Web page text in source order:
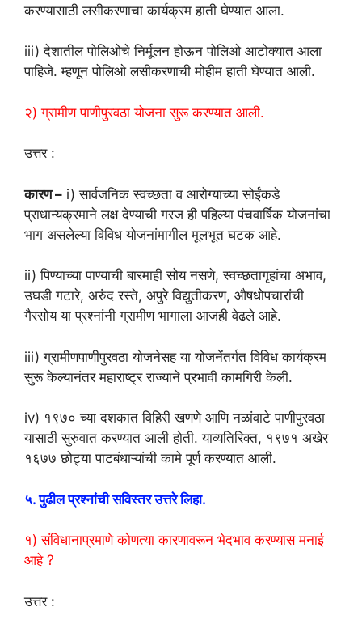
करण्यासाठी लसीकरणाचा कार्यक्रम हाती घेण्यात आला.
iii) देशातील पोलिओचे निर्मूलन होऊन पोलिओ आटोक्यात आला
पाहिजे. म्हणून पोलिओ लसीकरणाची मोहीम हाती घेण्यात आली.
२) ग्रामीण पाणीपुरवठा योजना सुरू करण्यात आली.
उत्तर :
कारण – i) सार्वजनिक स्वच्छता व आरोग्याच्या सोईंकडे
प्राधान्यक्रमाने लक्ष देण्याची गरज ही पहिल्या पंचवार्षिक योजनांचा
भाग असलेल्या विविध योजनांमागील मूलभूत घटक आहे.
ii) पिण्याच्या पाण्याची बारमाही सोय नसणे, स्वच्छतागृहांचा अभाव,
उघडी गटारे, अरुंद रस्ते, अपुरे विद्युतीकरण, औषधोपचारांची
गैरसोय या प्रश्नांनी ग्रामीण भागाला आजही वेढले आहे.
iii) ग्रामीणपाणीपुरवठा योजनेसह या योजनेंतर्गत विविध कार्यक्रम
सुरू केल्यानंतर महाराष्ट्र राज्याने प्रभावी कामगिरी केली.
iv) १९७० च्या दशकात विहिरी खणणे आणि नळांवाटे पाणीपुरवठा
यासाठी सुरुवात करण्यात आली होती. याव्यतिरिक्त, १९७१ अखेर
१६७७ छोट्या पाटबंधाऱ्यांची कामे पूर्ण करण्यात आली.
५. पुढील प्रश्नांची सविस्तर उत्तरे लिहा.
१) संविधानाप्रमाणे कोणत्या कारणावरून भेदभाव करण्यास मनाई
आहे ?
उत्तर :